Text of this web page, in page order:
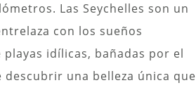
Las Seychelles son un
con los sueños
idílicas, bañadas por el
una belleza única que